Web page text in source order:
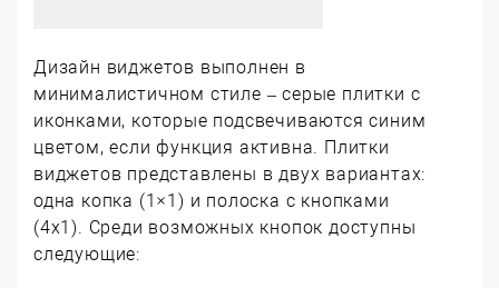
Дизайн виджетов выполнен в
минималистичном стиле – серые плитки с
иконками, которые подсвечиваются синим
цветом, если функция активна. Плитки
виджетов представлены в двух вариантах:
одна копка (1×1) и полоска с кнопками
(4х1). Среди возможных кнопок доступны
следующие: